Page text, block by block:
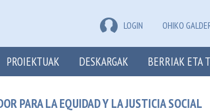
LOGIN OHIKO
PROIEKTUAK DESKARGAK BERRIAK ETA
PARA LA EQUIDAD Y LA JUSTICIA SOCIAL